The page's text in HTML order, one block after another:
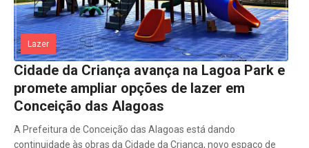
Lazer
Cidade da Criança avança na Lagoa Park e
promete ampliar opções de lazer em
Conceição das Alagoas
A Prefeitura de Conceição das Alagoas está dando
continuidade às obras da Cidade da Criança, novo espaço de